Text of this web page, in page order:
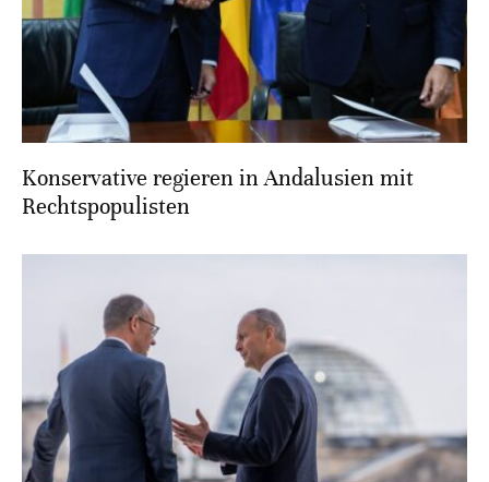
Konservative regieren in Andalusien mit
Rechtspopulisten